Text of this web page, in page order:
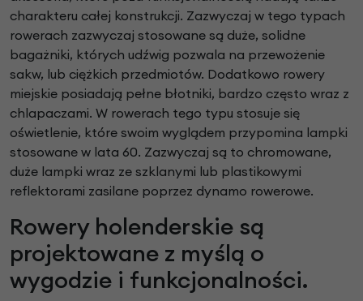
charakteru całej konstrukcji. Zazwyczaj w tego typach
rowerach zazwyczaj stosowane są duże, solidne
bagażniki, których udźwig pozwala na przewożenie
sakw, lub ciężkich przedmiotów. Dodatkowo rowery
miejskie posiadają pełne błotniki, bardzo często wraz z
chlapaczami. W rowerach tego typu stosuje się
oświetlenie, które swoim wyglądem przypomina lampki
stosowane w lata 60. Zazwyczaj są to chromowane,
duże lampki wraz ze szklanymi lub plastikowymi
reflektorami zasilane poprzez dynamo rowerowe.
Rowery holenderskie są
projektowane z myślą o
wygodzie i funkcjonalności.